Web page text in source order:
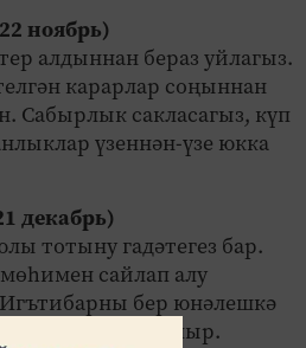
ноябрь)
алдыннан бераз уйлагыз.
карарлар соңыннан
Сабырлык сакласагыз, күп
үзеннән-үзе юкка
декабрь)
тотыну гадәтегез бар.
сайлап алу
бер юнәлешкә
дә яхшырак булыр.